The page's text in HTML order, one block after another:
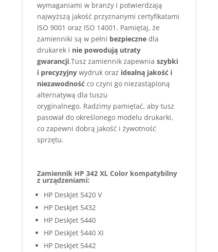
wymaganiami w branży i potwierdzają
najwyższą jakość przyznanymi certyfikatami
ISO 9001 oraz ISO 14001. Pamiętaj, że
zamienniki są w pełni bezpiecznedla
drukarek i nie powodują utraty
gwarancji.Tusz zamiennik zapewnia szybki
i precyzyjnywydruk oraz idealną jakość i
niezawodnośćco czyni go niezastąpioną
alternatywą dla tuszu
oryginalnego. Radzimy pamiętać, aby tusz
pasował do określonego modelu drukarki,
co zapewni dobrą jakość i żywotność
sprzętu.
Zamiennik HP 342 XL Color kompatybilny
z urządzeniami:
HP DeskJet 5420 V
HP DeskJet 5432
HP DeskJet 5440
HP DeskJet 5440 XI
HP DeskJet 5442